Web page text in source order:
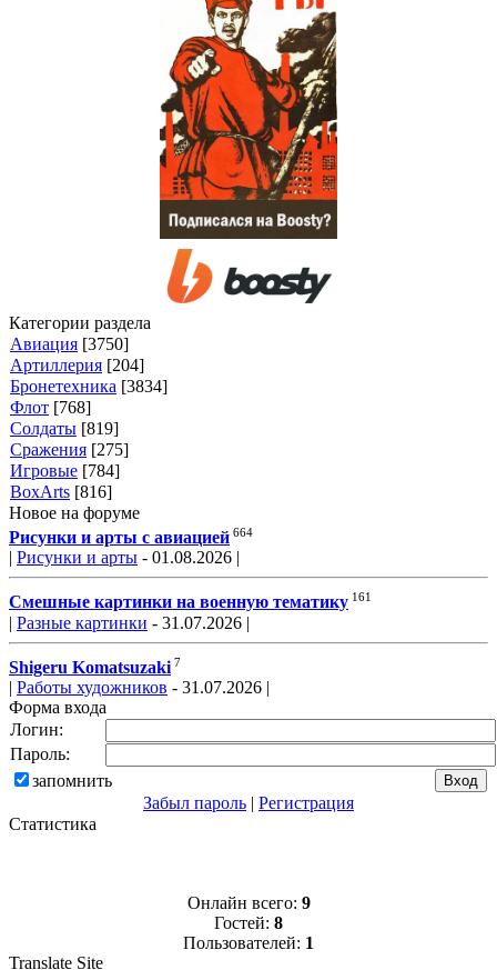
Категории раздела
Авиация [3750]
Артиллерия [204]
Бронетехника [3834]
Флот [768]
Солдаты [819]
Сражения [275]
Игровые [784]
BoxArts [816]
Новое на форуме
Рисунки и арты с авиацией 664
| Рисунки и арты - 01.08.2026 |
Смешные картинки на военную тематику 161
| Разные картинки - 31.07.2026 |
Shigeru Komatsuzaki 7
| Работы художников - 31.07.2026 |
Форма входа
Логин:
Пароль:
запомнить
Забыл пароль | Регистрация
Статистика
Онлайн всего: 9
Гостей: 8
Пользователей: 1
Translate Site